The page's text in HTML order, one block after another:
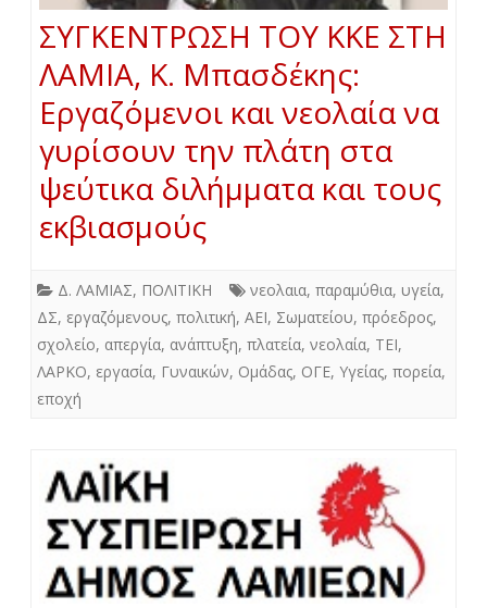
ΣΥΓΚΕΝΤΡΩΣΗ ΤΟΥ ΚΚΕ ΣΤΗ
ΛΑΜΙΑ, Κ. Μπασδέκης:
Εργαζόμενοι και νεολαία να
γυρίσουν την πλάτη στα
ψεύτικα διλήμματα και τους
εκβιασμούς
Δ. ΛΑΜΙΑΣ, ΠΟΛΙΤΙΚΗ νεολαια, παραμύθια, υγεία,
ΔΣ, εργαζόμενους, πολιτική, ΑΕΙ, Σωματείου, πρόεδρος,
σχολείο, απεργία, ανάπτυξη, πλατεία, νεολαία, ΤΕΙ,
ΛΑΡΚΟ, εργασία, Γυναικών, Ομάδας, ΟΓΕ, Υγείας, πορεία,
εποχή